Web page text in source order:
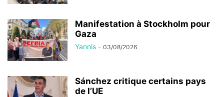
Manifestation à Stockholm pour
Gaza
Yannis - 03/08/2026
Sánchez critique certains pays
de l’UE